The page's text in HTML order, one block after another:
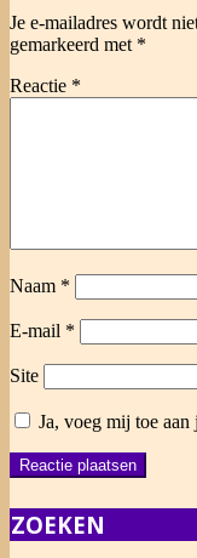
Je e-mailadres wordt
gemarkeerd met *
Reactie *
Naam *
E-mail *
Site
Ja, voeg mij toe
ZOEKEN